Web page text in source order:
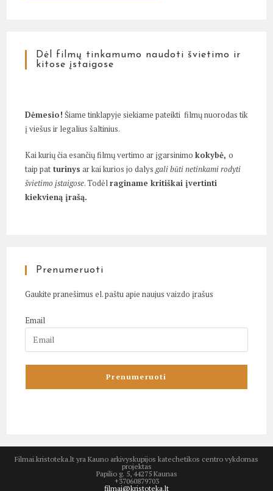
Dėl filmų tinkamumo naudoti švietimo ir
kitose įstaigose
Dėmesio! Šiame tinklapyje siekiame pateikti filmų nuorodas tik
į viešus ir legalius šaltinius.
Kai kurių čia esančių filmų vertimo ar įgarsinimokokybė,o
taip pat turinys ar kai kurios jo dalys gali būti netinkami rodyti
švietimo įstaigose. Todėlraginame kritiškai įvertinti
kiekvieną įrašą.
Prenumeruoti
Gaukite pranešimus el. paštu apie naujus vaizdo įrašus
Email
Filmai.kristoteka.lt yra Kauno arkivyskupijos katechetikos centro vykdomas
projektas
Papilio g. 5, 44275 Kaunas
+37060879703
filmai@kristoteka.lt